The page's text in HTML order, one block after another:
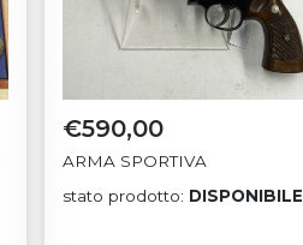
€590,00
ARMA SPORTIVA
stato prodotto: DISPONIBILE